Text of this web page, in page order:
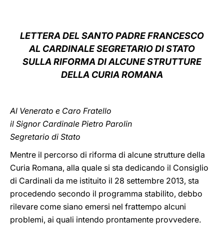
LETTERA DEL SANTO PADRE FRANCESCO
AL CARDINALE SEGRETARIO DI STATO
SULLA RIFORMA DI ALCUNE STRUTTURE
DELLA CURIA ROMANA
Al Venerato e Caro Fratello
il Signor Cardinale Pietro Parolin
Segretario di Stato
Mentre il percorso di riforma di alcune strutture della
Curia Romana, alla quale si sta dedicando il Consiglio
di Cardinali da me istituito il 28 settembre 2013, sta
procedendo secondo il programma stabilito, debbo
rilevare come siano emersi nel frattempo alcuni
problemi, ai quali intendo prontamente provvedere.